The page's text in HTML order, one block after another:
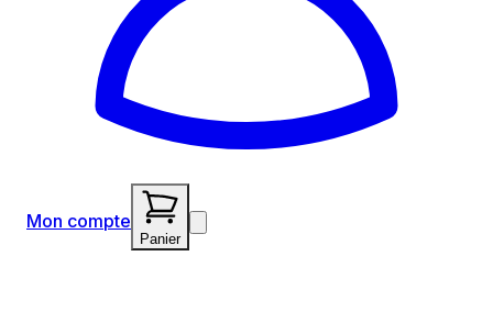
Mon compte
Panier